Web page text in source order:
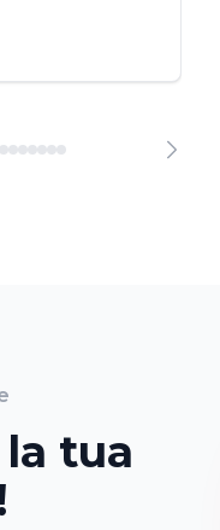
tua